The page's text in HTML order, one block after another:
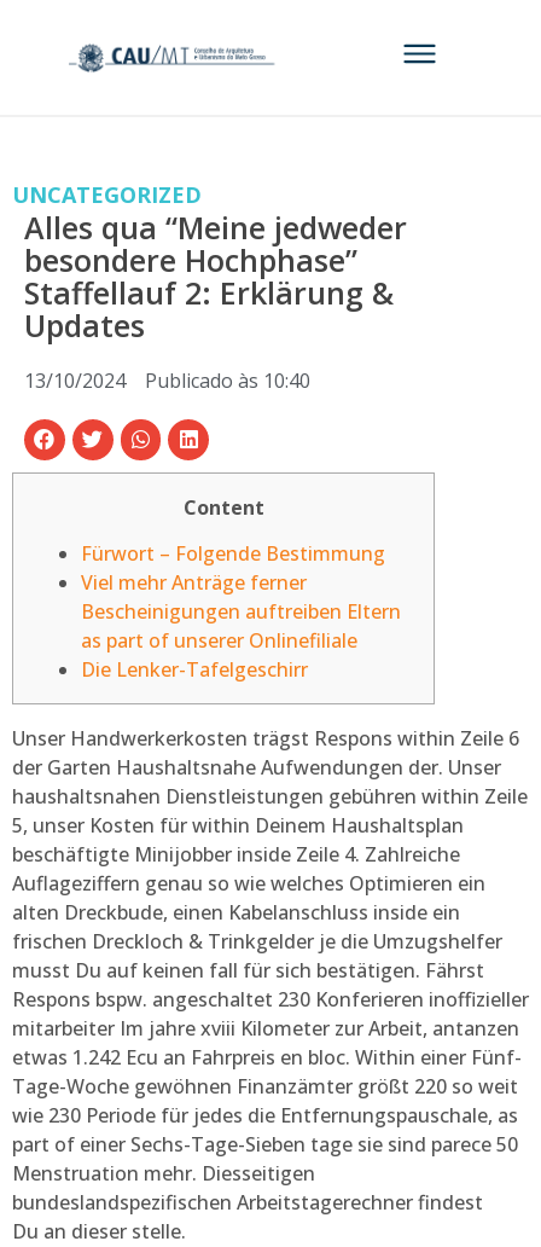
UNCATEGORIZED
Alles qua “Meine jedweder
besondere Hochphase”
Staffellauf 2: Erklärung &
Updates
13/10/2024 Publicado às 10:40
Content
Fürwort – Folgende Bestimmung
Viel mehr Anträge ferner
Bescheinigungen auftreiben Eltern
as part of unserer Onlinefiliale
Die Lenker-Tafelgeschirr
Unser Handwerkerkosten trägst Respons within Zeile 6
der Garten Haushaltsnahe Aufwendungen der. Unser
haushaltsnahen Dienstleistungen gebühren within Zeile
5, unser Kosten für within Deinem Haushaltsplan
beschäftigte Minijobber inside Zeile 4. Zahlreiche
Auflageziffern genau so wie welches Optimieren ein
alten Dreckbude, einen Kabelanschluss inside ein
frischen Dreckloch & Trinkgelder je die Umzugshelfer
musst Du auf keinen fall für sich bestätigen. Fährst
Respons bspw. angeschaltet 230 Konferieren inoffizieller
mitarbeiter Im jahre xviii Kilometer zur Arbeit, antanzen
etwas 1.242 Ecu an Fahrpreis en bloc. Within einer Fünf-
Tage-Woche gewöhnen Finanzämter größt 220 so weit
wie 230 Periode für jedes die Ent­fer­nungs­pau­scha­le, as
part of einer Sechs-Tage-Sieben tage sie sind parece 50
Menstruation mehr. Diesseitigen
bundeslandspezifischen Arbeitstagerechner findest
Du an dieser stelle.